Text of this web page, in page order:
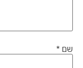
שם *